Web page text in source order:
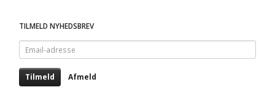
TILMELD NYHEDSBREV
Email-
adresse
Tilmeld Afmeld